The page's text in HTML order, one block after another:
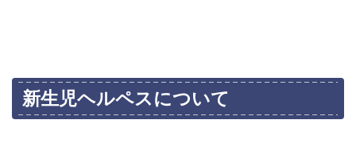
新生児ヘルペスについて